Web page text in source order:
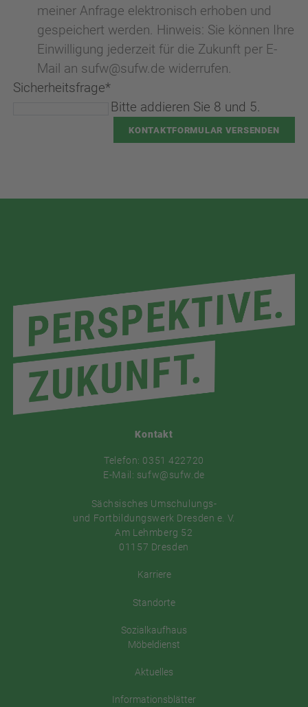
meiner Anfrage elektronisch erhoben und
gespeichert werden. Hinweis: Sie können Ihre
Einwilligung jederzeit für die Zukunft per E-
Mail an sufw@sufw.de widerrufen.
Sicherheitsfrage*
Bitte addieren Sie 8 und 5.
KONTAKTFORMULAR VERSENDEN
Kontakt
Telefon: 0351 422720
E-Mail: sufw@sufw.de
Sächsisches Umschulungs-
und Fortbildungswerk Dresden e. V.
Am Lehmberg 52
01157 Dresden
Karriere
Standorte
Sozialkaufhaus
Möbeldienst
Aktuelles
Informationsblätter